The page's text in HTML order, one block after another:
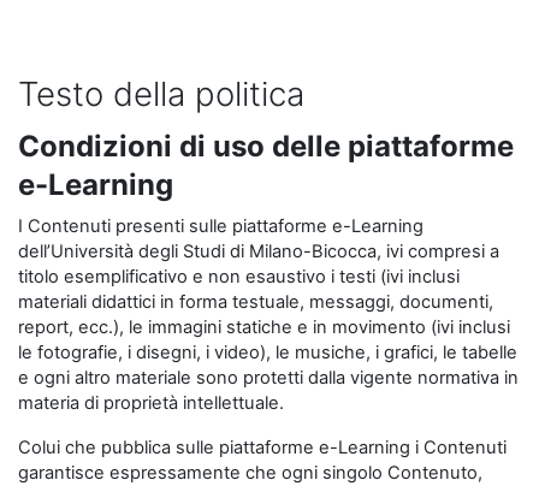
Testo della politica
Condizioni di uso delle piattaforme
e-Learning
I Contenuti presenti sulle piattaforme e-Learning
dell’Università degli Studi di Milano-Bicocca, ivi compresi a
titolo esemplificativo e non esaustivo i testi (ivi inclusi
materiali didattici in forma testuale, messaggi, documenti,
report, ecc.), le immagini statiche e in movimento (ivi inclusi
le fotografie, i disegni, i video), le musiche, i grafici, le tabelle
e ogni altro materiale sono protetti dalla vigente normativa in
materia di proprietà intellettuale.
Colui che pubblica sulle piattaforme e-Learning i Contenuti
garantisce espressamente che ogni singolo Contenuto,